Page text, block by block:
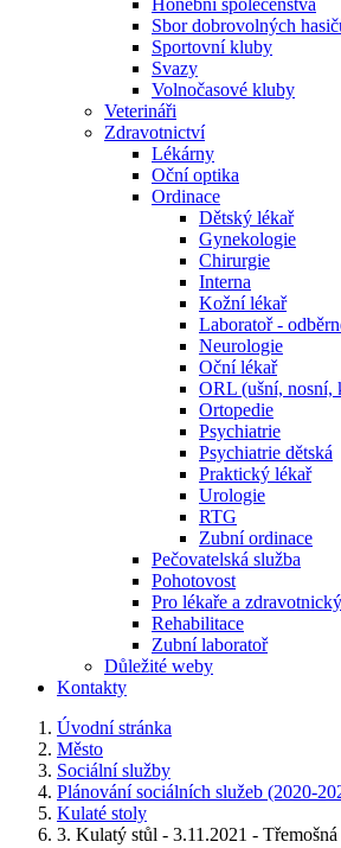
Honební společenstva
Sbor dobrovolných
Sportovní kluby
Svazy
Volnočasové kluby
Veterináři
Zdravotnictví
Lékárny
Oční optika
Ordinace
Dětský lékař
Gynekologie
Chirurgie
Interna
Kožní lékař
Laboratoř -
Neurologie
Oční lékař
ORL (ušní, nosní,
Ortopedie
Psychiatrie
Psychiatrie dětská
Praktický lékař
Urologie
RTG
Zubní ordinace
Pečovatelská služba
Pohotovost
Pro lékaře a
Rehabilitace
Zubní laboratoř
Důležité weby
Kontakty
Úvodní stránka
Město
Sociální služby
Plánování sociálních služeb (2020-
Kulaté stoly
3. Kulatý stůl - 3.11.2021 - Třemošná